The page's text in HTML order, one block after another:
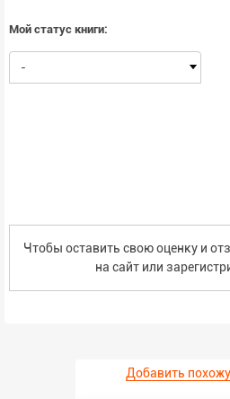
Мой статус книги:
-
Чтобы оставить свою оценку и
на сайт или
Добавить